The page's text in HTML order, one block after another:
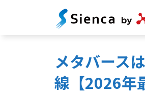
メタバース
線【2026年